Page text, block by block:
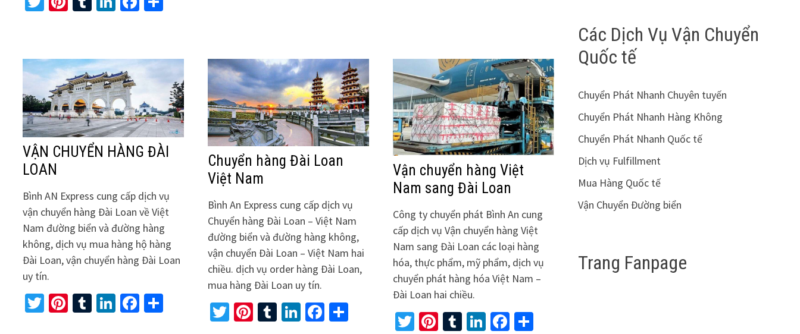
VẬN CHUYỂN HÀNG ĐÀI
LOAN
Bình AN Express cung cấp dịch vụ
vận chuyển hàng Đài Loan về Việt
Nam đường biển và đường hàng
không, dịch vụ mua hàng hộ hàng
Đài Loan, vận chuyển hàng Đài Loan
uy tín.
Twitter
Pinterest
Tumblr
LinkedIn
Facebook
Share
Chuyển hàng Đài Loan
Việt Nam
Bình An Express cung cấp dịch vụ
Chuyển hàng Đài Loan – Việt Nam
đường biển và đường hàng không,
vận chuyển Đài Loan – Việt Nam hai
chiều. dịch vụ order hàng Đài Loan,
mua hàng Đài Loan uy tín.
Twitter
Pinterest
Tumblr
LinkedIn
Facebook
Share
Vận chuyển hàng Việt
Nam sang Đài Loan
Công ty chuyển phát Bình An cung
cấp dịch vụ Vận chuyển hàng Việt
Nam sang Đài Loan các loại hàng
hóa, thực phẩm, mỹ phẩm, dịch vụ
chuyển phát hàng hóa Việt Nam –
Đài Loan hai chiều.
Twitter
Pinterest
Tumblr
LinkedIn
Facebook
Share
Các Dịch Vụ Vận Chuyển
Quốc tế
Chuyển Phát Nhanh Chuyên tuyến
Chuyển Phát Nhanh Hàng Không
Chuyển Phát Nhanh Quốc tế
Dịch vụ Fulfillment
Mua Hàng Quốc tế
Vận Chuyển Đường biển
Trang Fanpage